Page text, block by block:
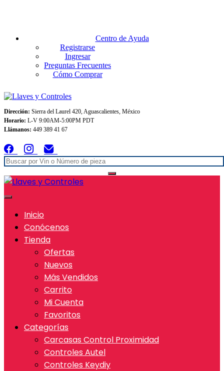
Centro de Ayuda
Registrarse
Ingresar
Preguntas Frecuentes
Cómo Comprar
Dirección: Sierra del Laurel 420, Aguascalientes, México
Horario: L-V 9:00AM-5:00PM PDT
Llámanos: 449 389 41 67
Inicio
Conócenos
Tienda
Ofertas
Nuevos
Más Vendidos
Carrito
Mi Cuenta
Favoritos
Categorías
Carcasas Control Proximidad
Controles Autel
Controles Keydiy